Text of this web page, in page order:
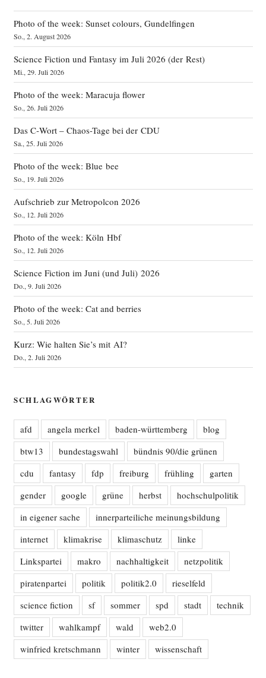
Photo of the week: Sunset colours, Gundelfingen
So., 2. August 2026
Science Fiction und Fantasy im Juli 2026 (der Rest)
Mi., 29. Juli 2026
Photo of the week: Maracuja flower
So., 26. Juli 2026
Das C‑Wort – Chaos-Tage bei der CDU
Sa., 25. Juli 2026
Photo of the week: Blue bee
So., 19. Juli 2026
Aufschrieb zur Metropolcon 2026
So., 12. Juli 2026
Photo of the week: Köln Hbf
So., 12. Juli 2026
Science Fiction im Juni (und Juli) 2026
Do., 9. Juli 2026
Photo of the week: Cat and berries
So., 5. Juli 2026
Kurz: Wie halten Sie’s mit AI?
Do., 2. Juli 2026
SCHLAGWÖRTER
afd angela merkel baden-württemberg
blog
btw13
bundestagswahl
bündnis 90/die grünen
cdu
fantasy fdp freiburg frühling
garten
gender
google grüne herbst
hochschulpolitik
in eigener sache
innerparteiliche meinungsbildung
internet
klimakrise klimaschutz
linke
Linkspartei
makro nachhaltigkeit
netzpolitik
piratenpartei
politik politik2.0
rieselfeld
science fiction
sf sommer spd stadt
technik
twitter
wahlkampf wald
web2.0
winfried kretschmann
winter wissenschaft